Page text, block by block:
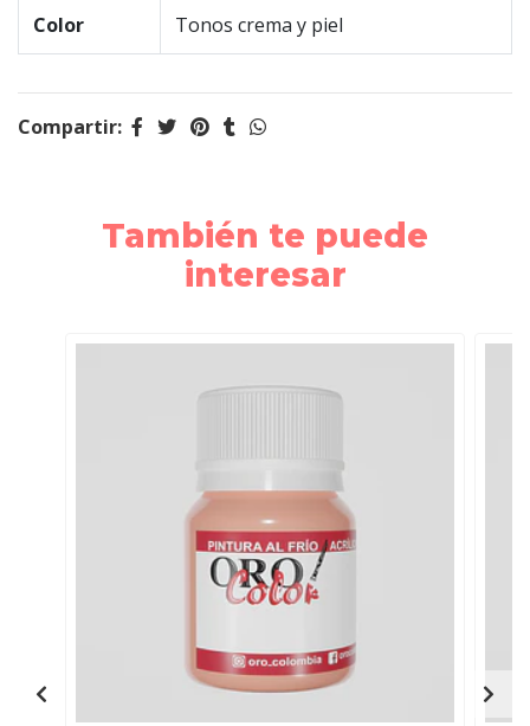
Color Tonos crema y piel
Compartir:
También te puede
interesar